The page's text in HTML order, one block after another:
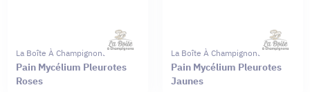
La Boîte À Champignons
Pain Mycélium Pleurotes
Roses
La Boîte À Champignons
Pain Mycélium Pleurotes
Jaunes